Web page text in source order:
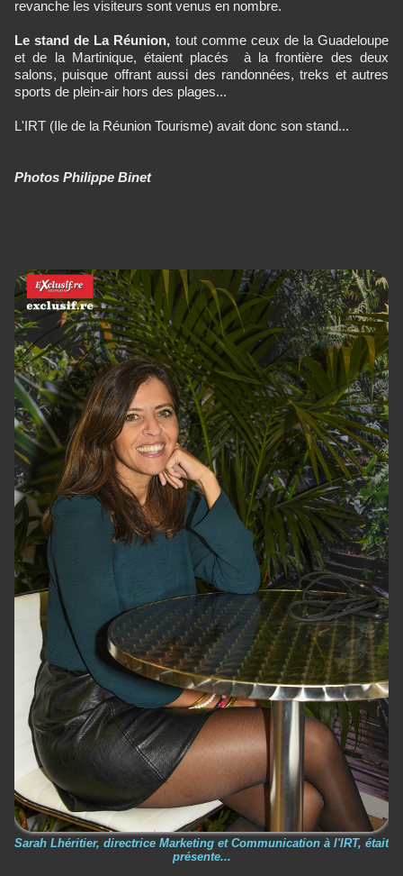
revanche les visiteurs sont venus en nombre.
Le stand de La Réunion, tout comme ceux de la Guadeloupe
et de la Martinique, étaient placés à la frontière des deux
salons, puisque offrant aussi des randonnées, treks et autres
sports de plein-air hors des plages...
L'IRT (Ile de la Réunion Tourisme) avait donc son stand...
Photos Philippe Binet
Sarah Lhéritier, directrice Marketing et Communication à l'IRT, était
présente...